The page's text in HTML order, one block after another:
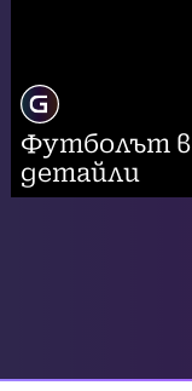
Футболът в
детайли